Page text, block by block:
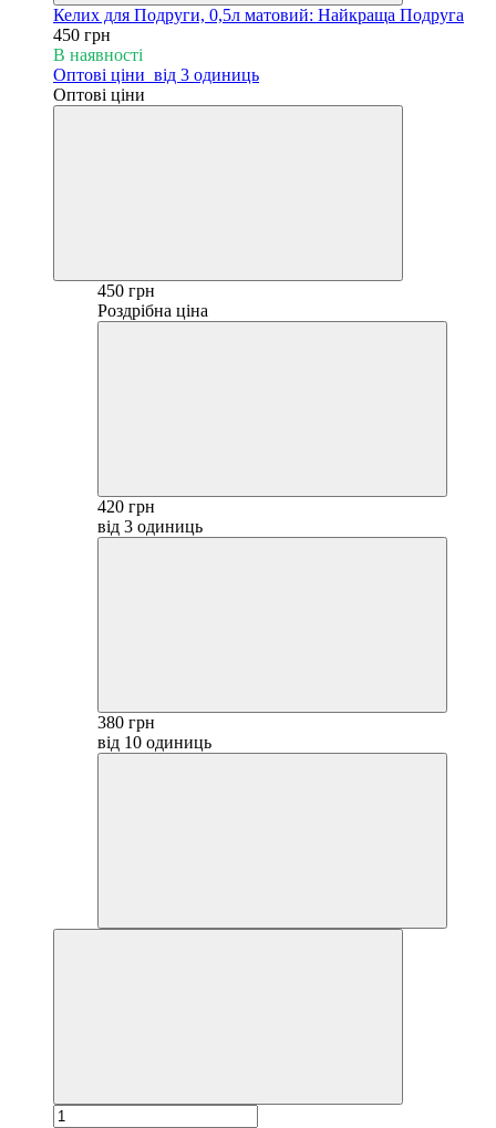
Келих для Подруги, 0,5л матовий: Найкраща Подруга
450 грн
В наявності
Оптові ціни від 3 одиниць
Оптові ціни
450 грн
Роздрібна ціна
420 грн
від 3 одиниць
380 грн
від 10 одиниць